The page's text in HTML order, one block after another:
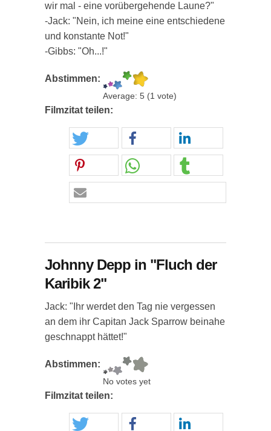
wir mal - eine vorübergehende Laune?"
-Jack: "Nein, ich meine eine entschiedene
und konstante Not!"
-Gibbs: "Oh...!"
Abstimmen:
Average: 5 (1 vote)
Filmzitat teilen:
Johnny Depp in "Fluch der
Karibik 2"
Jack: "Ihr werdet den Tag nie vergessen
an dem ihr Capitan Jack Sparrow beinahe
geschnappt hättet!"
Abstimmen:
No votes yet
Filmzitat teilen: